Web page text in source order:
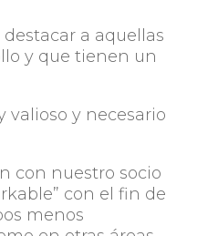
a aquellas
y que tienen un
valioso y necesario
con nuestro socio
con el fin de
menos